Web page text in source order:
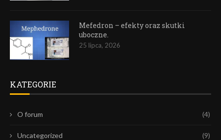
Mefedron – efekty oraz skutki
uboczne.
25 lipca, 2026
KATEGORIE
O forum (4)
Uncategorized (9)